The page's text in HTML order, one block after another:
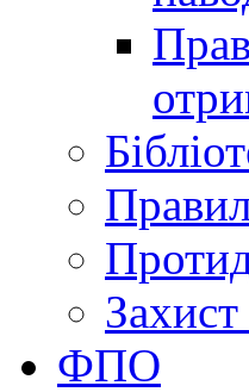
Захист
ФПО